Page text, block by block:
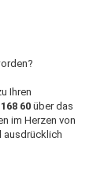
Ihren
60 über das
im Herzen von
ausdrücklich